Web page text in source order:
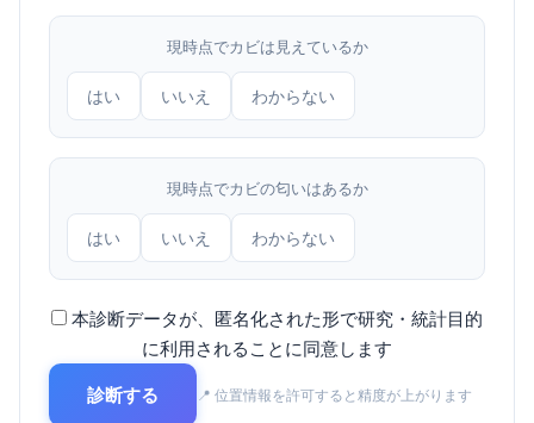
現時点でカビは見えているか
はい いいえ わからない
現時点でカビの匂いはあるか
はい いいえ わからない
本診断データが、匿名化された形で研究・統計目的
に利用されることに同意します
診断する 📍 位置情報を許可すると精度が上がります